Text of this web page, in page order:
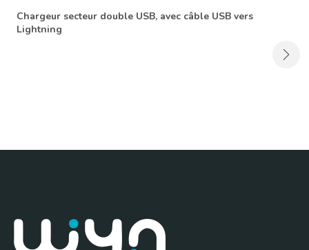
Chargeur secteur double USB, avec câble USB vers
Lightning